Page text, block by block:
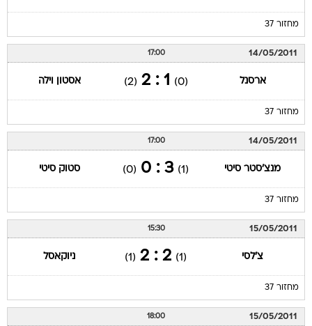
מחזור 37
14/05/2011
17:00
ארסנל (0)
1 : 2
(2) אסטון וילה
מחזור 37
14/05/2011
17:00
מנצ'סטר סיטי (1)
3 : 0
(0) סטוק סיטי
מחזור 37
15/05/2011
15:30
צ'לסי (1)
2 : 2
(1) ניוקאסל
מחזור 37
15/05/2011
18:00